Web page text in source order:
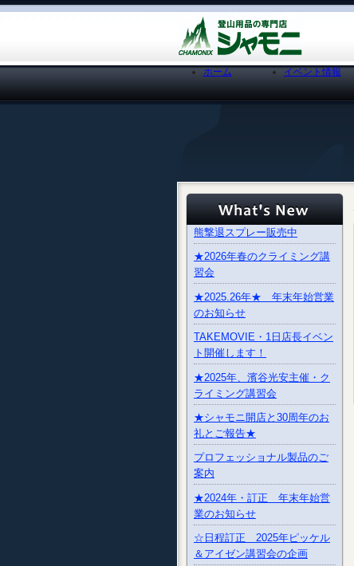
ホーム イベント情報
熊撃退スプレー販売中
★2026年春のクライミング講
習会
★2025.26年★ 年末年始営業
のお知らせ
TAKEMOVIE・1日店長イベン
ト開催します！
★2025年、濱谷光安主催・ク
ライミング講習会
★シャモニ開店と30周年のお
礼とご報告★
プロフェッショナル製品のご
案内
★2024年・訂正 年末年始営
業のお知らせ
☆日程訂正 2025年ピッケル
＆アイゼン講習会の企画